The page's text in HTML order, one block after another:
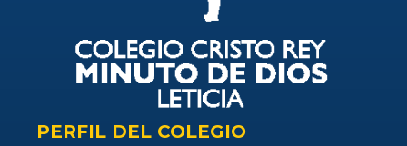
PERFIL DEL COLEGIO